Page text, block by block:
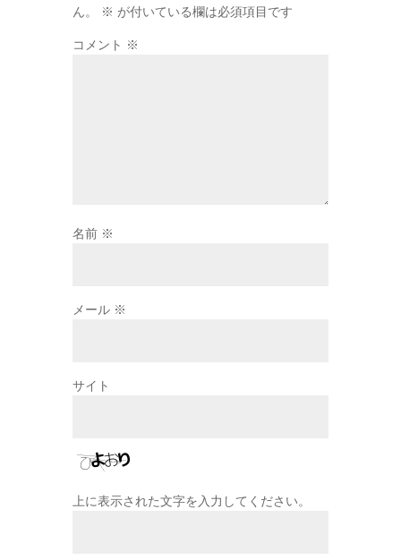
ん。
※ が付いている欄は必須項目です
コメント ※
名前 ※
メール ※
サイト
上に表示された文字を入力してください。